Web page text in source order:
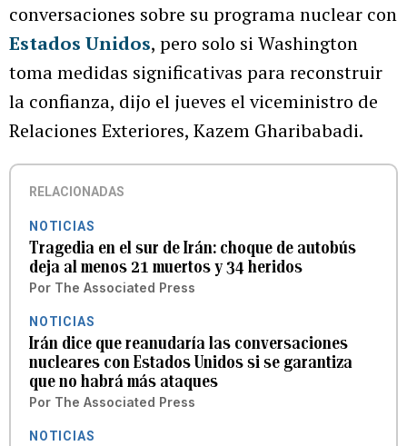
conversaciones sobre su programa nuclear con
Estados Unidos, pero solo si Washington
toma medidas significativas para reconstruir
la confianza, dijo el jueves el viceministro de
Relaciones Exteriores, Kazem Gharibabadi.
RELACIONADAS
NOTICIAS
Tragedia en el sur de Irán: choque de autobús
deja al menos 21 muertos y 34 heridos
Por The Associated Press
NOTICIAS
Irán dice que reanudaría las conversaciones
nucleares con Estados Unidos si se garantiza
que no habrá más ataques
Por The Associated Press
NOTICIAS